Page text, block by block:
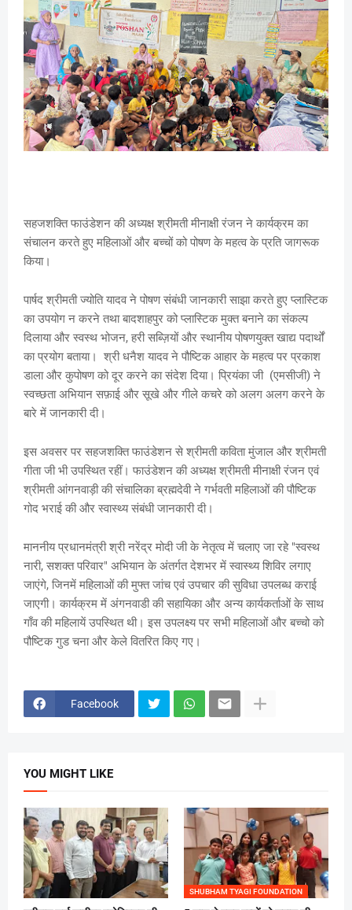
सहजशक्ति फाउंडेशन की अध्यक्ष श्रीमती मीनाक्षी रंजन ने कार्यक्रम का
संचालन करते हुए महिलाओं और बच्चों को पोषण के महत्व के प्रति जागरूक
किया।
पार्षद श्रीमती ज्योति यादव ने पोषण संबंधी जानकारी साझा करते हुए प्लास्टिक
का उपयोग न करने तथा बादशाहपुर को प्लास्टिक मुक्त बनाने का संकल्प
दिलाया और स्वस्थ भोजन, हरी सब्ज़ियों और स्थानीय पोषणयुक्त खाद्य पदार्थों
का प्रयोग बताया। श्री धनैश यादव ने पौष्टिक आहार के महत्व पर प्रकाश
डाला और कुपोषण को दूर करने का संदेश दिया। प्रियंका जी (एमसीजी) ने
स्वच्छता अभियान सफ़ाई और सूखे और गीले कचरे को अलग अलग करने के
बारे में जानकारी दी।
इस अवसर पर सहजशक्ति फाउंडेशन से श्रीमती कविता मुंजाल और श्रीमती
गीता जी भी उपस्थित रहीं। फाउंडेशन की अध्यक्ष श्रीमती मीनाक्षी रंजन एवं
श्रीमती आंगनवाड़ी की संचालिका ब्रह्मदेवी ने गर्भवती महिलाओं की पौष्टिक
गोद भराई की और स्वास्थ्य संबंधी जानकारी दी।
माननीय प्रधानमंत्री श्री नरेंद्र मोदी जी के नेतृत्व में चलाए जा रहे "स्वस्थ
नारी, सशक्त परिवार" अभियान के अंतर्गत देशभर में स्वास्थ्य शिविर लगाए
जाएंगे, जिनमें महिलाओं की मुफ्त जांच एवं उपचार की सुविधा उपलब्ध कराई
जाएगी। कार्यक्रम में अंगनवाडी की सहायिका और अन्य कार्यकर्ताओं के साथ
गाँव की महिलायें उपस्थित थी। इस उपलक्ष्य पर सभी महिलाओं और बच्चो को
पौष्टिक गुड चना और केले वितरित किए गए।
Facebook
YOU MIGHT LIKE
SHUBHAM TYAGI FOUNDATION